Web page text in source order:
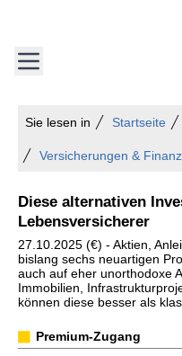
Sie lesen in Startseite
Versicherungen &
Diese alternativen
Lebensversicherer
27.10.2025 (€) - Aktien,
bislang sechs neuartigen
auch auf eher unorthodoxe
Immobilien,
können diese besser als
Premium-Zugang